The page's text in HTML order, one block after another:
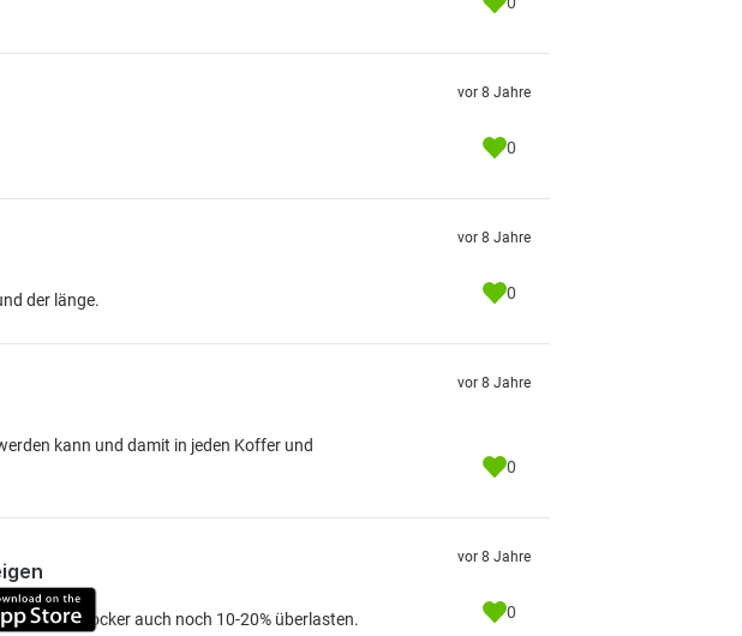
vor 8 Jahre
0
der länge.
vor 8 Jahre
0
kann und damit in jeden Koffer und
vor 8 Jahre
0
kann die locker auch noch 10-20% überlasten.
vor 8 Jahre
0